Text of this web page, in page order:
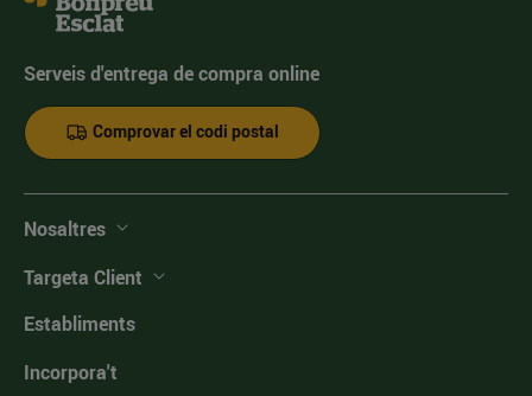
Serveis d'entrega de compra online
Comprovar el codi postal
Nosaltres
Targeta Client
Establiments
Incorpora't